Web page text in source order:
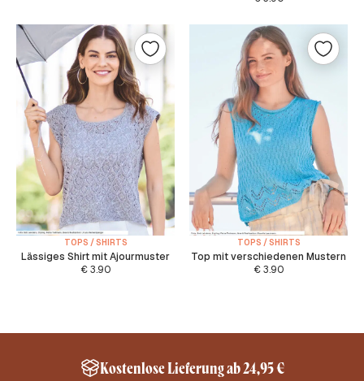
TOPS / SHIRTS
Lässiges Shirt mit Ajourmuster
€3.90
TOPS / SHIRTS
Top mit verschiedenen Mustern
€3.90
Kostenlose Lieferung ab 24,95 €